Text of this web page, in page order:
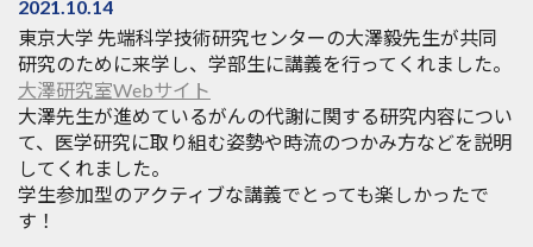
2021.10.14
東京大学 先端科学技術研究センターの大澤毅先生が共同
研究のために来学し、学部生に講義を行ってくれました。
大澤研究室Webサイト
大澤先生が進めているがんの代謝に関する研究内容につい
て、医学研究に取り組む姿勢や時流のつかみ方などを説明
してくれました。
学生参加型のアクティブな講義でとっても楽しかったで
す！